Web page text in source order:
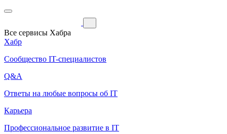
Все сервисы Хабра
Хабр
Сообщество IT-специалистов
Q&A
Ответы на любые вопросы об IT
Карьера
Профессиональное развитие в IT